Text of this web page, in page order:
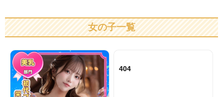
女の子一覧
404